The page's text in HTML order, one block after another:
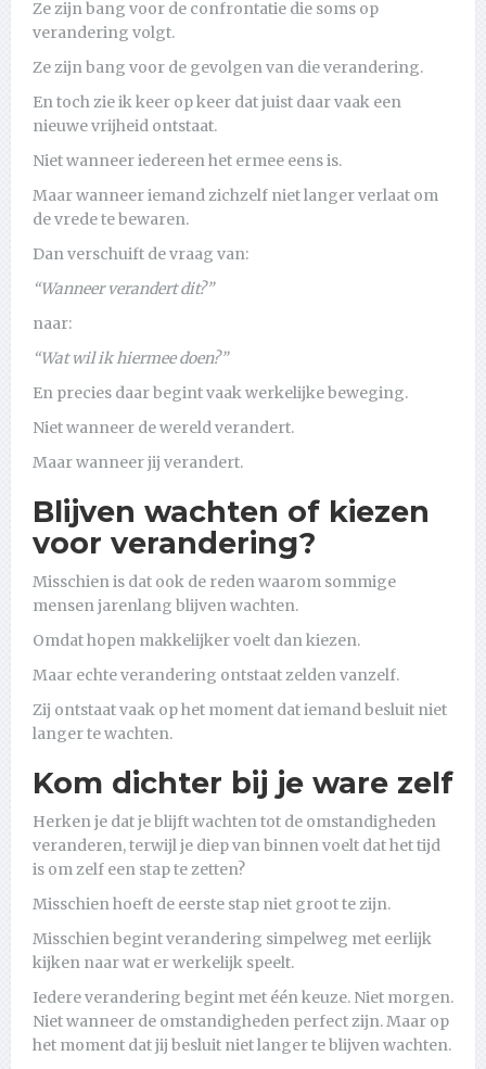
Ze zijn bang voor de confrontatie die soms op
verandering volgt.
Ze zijn bang voor de gevolgen van die verandering.
En toch zie ik keer op keer dat juist daar vaak een
nieuwe vrijheid ontstaat.
Niet wanneer iedereen het ermee eens is.
Maar wanneer iemand zichzelf niet langer verlaat om
de vrede te bewaren.
Dan verschuift de vraag van:
“Wanneer verandert dit?”
naar:
“Wat wil ik hiermee doen?”
En precies daar begint vaak werkelijke beweging.
Niet wanneer de wereld verandert.
Maar wanneer jij verandert.
Blijven wachten of kiezen
voor verandering?
Misschien is dat ook de reden waarom sommige
mensen jarenlang blijven wachten.
Omdat hopen makkelijker voelt dan kiezen.
Maar echte verandering ontstaat zelden vanzelf.
Zij ontstaat vaak op het moment dat iemand besluit niet
langer te wachten.
Kom dichter bij je ware zelf
Herken je dat je blijft wachten tot de omstandigheden
veranderen, terwijl je diep van binnen voelt dat het tijd
is om zelf een stap te zetten?
Misschien hoeft de eerste stap niet groot te zijn.
Misschien begint verandering simpelweg met eerlijk
kijken naar wat er werkelijk speelt.
Iedere verandering begint met één keuze. Niet morgen.
Niet wanneer de omstandigheden perfect zijn. Maar op
het moment dat jij besluit niet langer te blijven wachten.